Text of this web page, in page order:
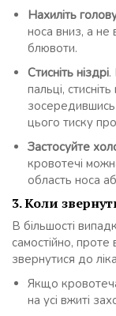
Нахиліть
носа вниз, а
блювоти.
Стисніть ніздрі.
пальці,
зосередившись
цього тиску
Застосуйте
кровотечі
область носа
3. Коли
В більшості
самостійно, проте
звернутися до
Якщо
на усі вжиті